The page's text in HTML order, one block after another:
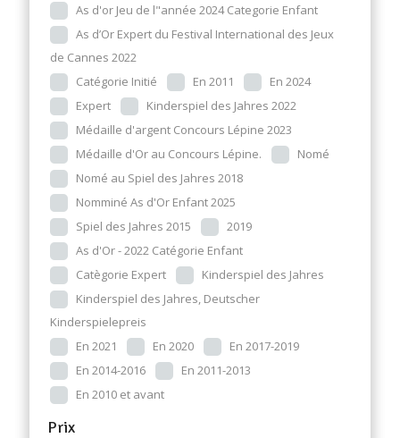
As d'or Jeu de l"année 2024 Categorie Enfant
As d’Or Expert du Festival International des Jeux
de Cannes 2022
Catégorie Initié
En 2011
En 2024
Expert
Kinderspiel des Jahres 2022
Médaille d'argent Concours Lépine 2023
Médaille d'Or au Concours Lépine.
Nomé
Nomé au Spiel des Jahres 2018
Nomminé As d'Or Enfant 2025
Spiel des Jahres 2015
2019
As d'Or - 2022 Catégorie Enfant
Catègorie Expert
Kinderspiel des Jahres
Kinderspiel des Jahres, Deutscher
Kinderspielepreis
En 2021
En 2020
En 2017-2019
En 2014-2016
En 2011-2013
En 2010 et avant
Prix